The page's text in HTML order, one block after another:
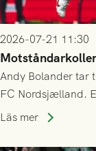
2026-07-21 11:30
Andy Bolander tar
FC Nordsjælland.
publiksnitt, ett lag
Läs mer